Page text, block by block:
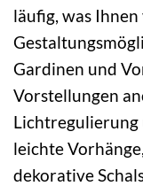
läufig, was
Gardinen und
Vorstellungen
Lichtregulierung
leichte
dekorative